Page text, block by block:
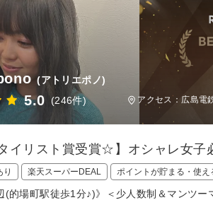
(アトリエポノ)
5.0 (246件) アクセス：広島電
タイリスト賞受賞☆】オシャレ女
楽天スーパーDEAL ポイントが貯まる・使え
(的場町駅徒歩1分♪)》＜少人数制＆マンツ